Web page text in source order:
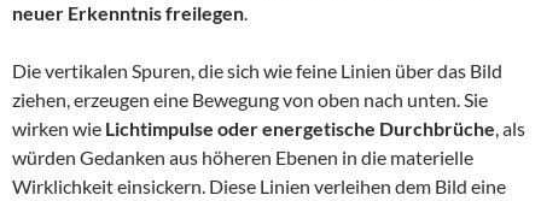
neuer Erkenntnis freilegen.
Die vertikalen Spuren, die sich wie feine Linien über das Bild
ziehen, erzeugen eine Bewegung von oben nach unten. Sie
wirken wie Lichtimpulse oder energetische Durchbrüche, als
würden Gedanken aus höheren Ebenen in die materielle
Wirklichkeit einsickern. Diese Linien verleihen dem Bild eine